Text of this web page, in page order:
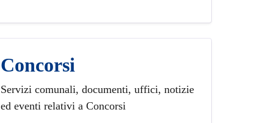
Concorsi
Servizi comunali, documenti, uffici, notizie
ed eventi relativi a Concorsi